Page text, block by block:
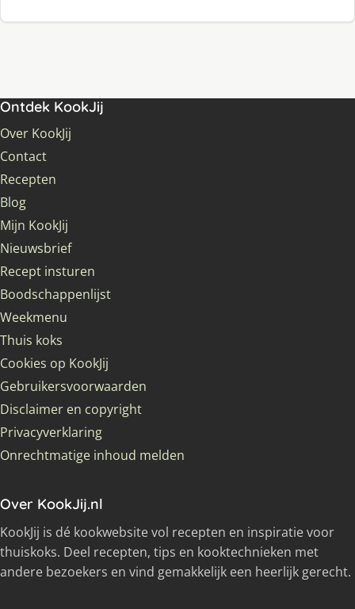
Ontdek KookJij
Over KookJij
Contact
Recepten
Blog
Mijn KookJij
Nieuwsbrief
Recept insturen
Boodschappenlijst
Weekmenu
Thuis koks
Cookies op KookJij
Gebruikersvoorwaarden
Disclaimer en copyright
Privacyverklaring
Onrechtmatige inhoud melden
Over KookJij.nl
KookJij is dé kookwebsite vol recepten en inspiratie voor
thuiskoks. Deel recepten, tips en kooktechnieken met
andere bezoekers en vind gemakkelijk een heerlijk gerecht.